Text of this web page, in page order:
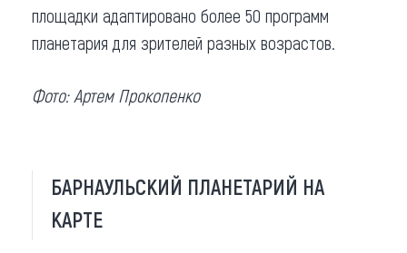
площадки адаптировано более 50 программ
планетария для зрителей разных возрастов.
Фото: Артем Прокопенко
БАРНАУЛЬСКИЙ ПЛАНЕТАРИЙ НА
КАРТЕ